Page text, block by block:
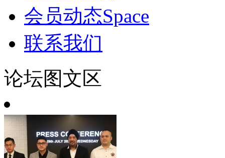
会员动态Space
联系我们
论坛图文区